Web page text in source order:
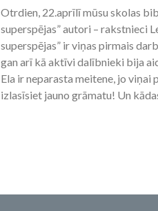
Otrdien, 22.aprīlī mūsu skolas
superspējas” autori – rakstnieci
superspējas” ir viņas pirmais
gan arī kā aktīvi dalībnieki bija
Ela ir neparasta meitene, jo viņai
izlasīsiet jauno grāmatu! Un